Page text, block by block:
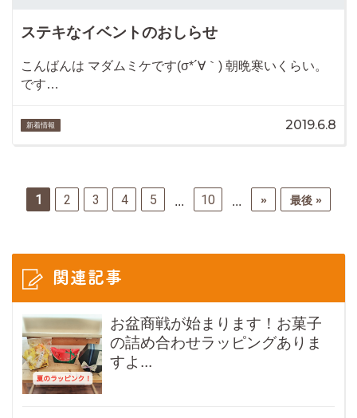
ステキなイベントのおしらせ
こんばんは マダムミケです(σ*´∀｀) 朝晩寒いくらい。
です…
新着情報 2019.6.8
1 2 3 4 5 ... 10 ... » 最後 »
関連記事
お盆商戦が始まります！お菓子
の詰め合わせラッピングありま
すよ...